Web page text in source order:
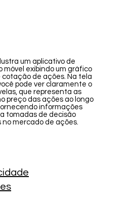
um aplicativo de
móvel exibindo um gráfico
cotação de ações. Na tela
pode ver claramente o
que representa as
preço das ações ao longo
informações
tomadas de decisão
mercado de ações.